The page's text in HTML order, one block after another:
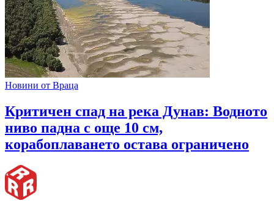
Новини от Враца
Критичен спад на река Дунав: Водното
ниво падна с още 10 см,
корабоплаването остава ограничено